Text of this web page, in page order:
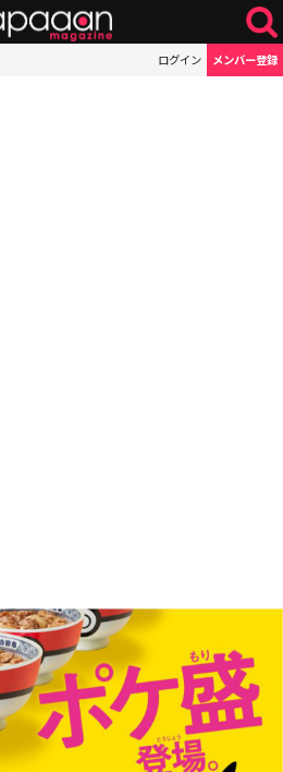
ログイン メンバー登録